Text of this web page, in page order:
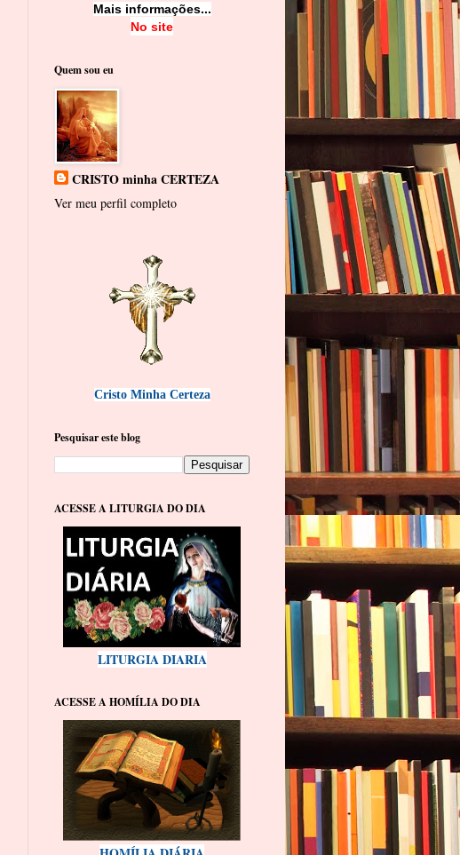
Mais informações...
No site
Quem sou eu
CRISTO minha CERTEZA
Ver meu perfil completo
Cristo Minha Certeza
Pesquisar este blog
ACESSE A LITURGIA DO DIA
LITURGIA DIARIA
ACESSE A HOMÍLIA DO DIA